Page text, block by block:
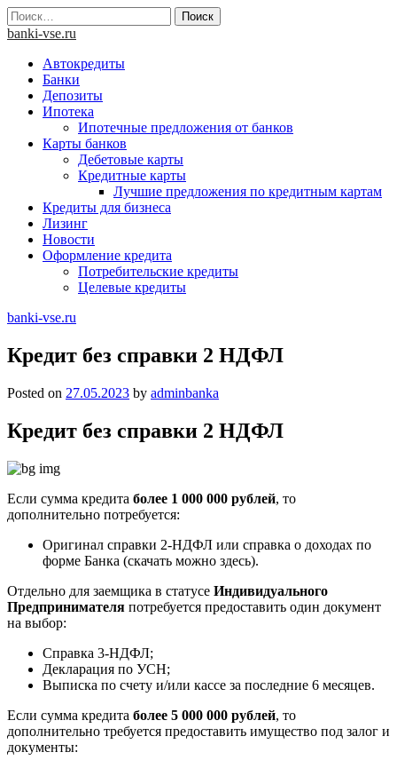
Skip
to
Найти:
banki-vse.ru
Автокредиты
Банки
Депозиты
Ипотека
Ипотечные предложения от банков
Карты банков
Дебетовые карты
Кредитные карты
Лучшие предложения по кредитным картам
Кредиты для бизнеса
Лизинг
Новости
Оформление кредита
Потребительские кредиты
Целевые кредиты
banki-vse.ru
Кредит без справки 2 НДФЛ
Posted on 27.05.2023 by adminbanka
Кредит без справки 2 НДФЛ
Если сумма кредита более 1 000 000 рублей, то
дополнительно потребуется:
Оригинал справки 2-НДФЛ или справка о доходах по
форме Банка (скачать можно здесь).
Отдельно для заемщика в статусе Индивидуального
Предпринимателя потребуется предоставить один документ
на выбор:
Справка 3-НДФЛ;
Декларация по УСН;
Выписка по счету и/или кассе за последние 6 месяцев.
Если сумма кредита более 5 000 000 рублей, то
дополнительно требуется предоставить имущество под залог и
документы: